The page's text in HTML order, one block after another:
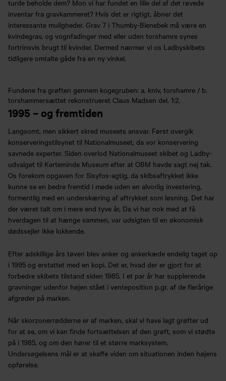
turde beholde dem? Mon vi har fundet en lille del af det røvede
inventar fra gravkammeret? Hvis det er rigtigt, åbner det
interessante muligheder. Grav 7 i Thumby-Bienebek må være en
kvindegrav, og vognfadinger med eller uden torshamre synes
fortrinsvis brugt til kvinder. Dermed nærmer vi os Ladbyskibets
tidligere omtalte gåde fra en ny vinkel.
Fundene fra grøften gennem kogegruben: a. kniv, torshamre / b.
torshammersættet rekonstrueret Claus Madsen del. 1:2.
1995 – og fremtiden
Langsomt, men sikkert skred museets ansvar. Først overgik
konserveringstilsynet til Nationalmuseet, da vor konservering
savnede experter. Siden overlod Nationalmuseet skibet og Ladby-
udvalget til Kerteminde Museum efter at OBM havde sagt nej tak.
Os forekom opgaven for Sisyfos-agtig, da skibsaftrykket ikke
kunne se en bedre fremtid i møde uden en alvorlig investering,
formentlig med en underskæring af aftrykket som løsning. Det har
der været talt om i mere end tyve år, Da vi har nok med at få
hverdagen til at hænge sammen, var udsigten til en økonomisk
dødssejler ikke lokkende.
Efter adskillige års tøven blev anker og ankerkæde endelig taget op
i 1995 og erstattet med en kopi. Det er, hvad der er gjort for at
forbedre skibets tilstand siden 1985. I et par år har supplerende
gravninger udenfor højen stået i venteposition p.gr. af de flerårige
afgrøder på marken.
Når skorzonerrødderne er af marken, skal vi have lagt grøfter ud
for at se, om vi kan finde fortsættelsen af den grøft, som vi stødte
på i 1985, og om den hører til et større marksystem.
Undersøgelsens mål er at skaffe viden om situationen inden højens
opførelse.